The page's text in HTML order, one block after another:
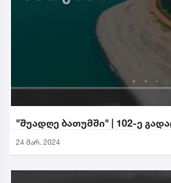
"შუადღე ბათუმში" | 102-ე
24 მარ. 2024